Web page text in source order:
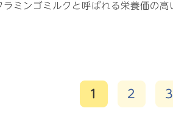
ミンゴミルクと呼ばれる栄養価の
1 2 3